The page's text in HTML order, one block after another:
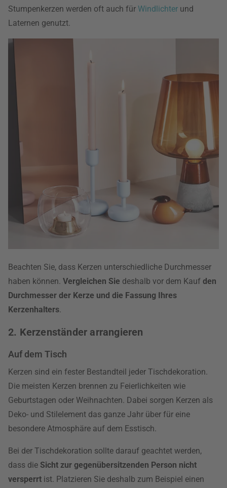
Stumpenkerzen werden oft auch für Windlichter und
Laternen genutzt.
Beachten Sie, dass Kerzen unterschiedliche Durchmesser
haben können. Vergleichen Sie deshalb vor dem Kauf den
Durchmesser der Kerze und die Fassung Ihres
Kerzenhalters.
2. Kerzenständer arrangieren
Auf dem Tisch
Kerzen sind ein fester Bestandteil jeder Tischdekoration.
Die meisten Kerzen brennen zu Feierlichkeiten wie
Geburtstagen oder Weihnachten. Dabei sorgen Kerzen als
Deko- und Stilelement das ganze Jahr über für eine
besondere Atmosphäre auf dem Esstisch.
Bei der Tischdekoration sollte darauf geachtet werden,
dass die Sicht zur gegenübersitzenden Person nicht
versperrt ist. Platzieren Sie deshalb zum Beispiel einen